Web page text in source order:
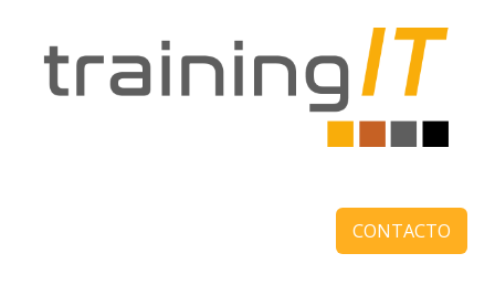
CONTACTO